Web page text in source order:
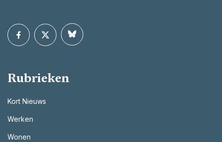
Rubrieken
Kort Nieuws
Werken
Wonen